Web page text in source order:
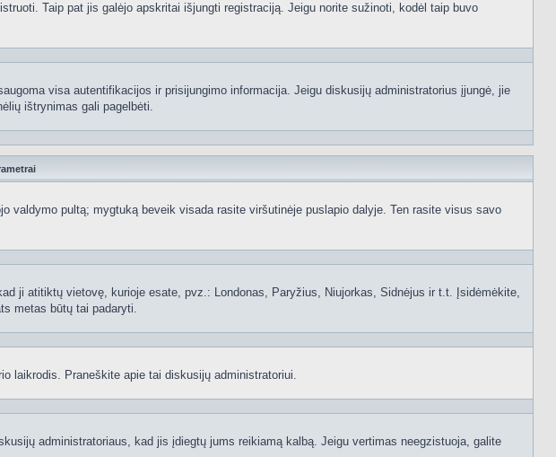
Taip pat jis galėjo apskritai išjungti registraciją. Jeigu norite sužinoti, kodėl taip buvo
visa autentifikacijos ir prisijungimo informacija. Jeigu diskusijų administratorius įjungė, jie
ištrynimas gali pagelbėti.
valdymo pultą; mygtuką beveik visada rasite viršutinėje puslapio dalyje. Ten rasite visus savo
ji atitiktų vietovę, kurioje esate, pvz.: Londonas, Paryžius, Niujorkas, Sidnėjus ir t.t. Įsidėmėkite,
metas būtų tai padaryti.
laikrodis. Praneškite apie tai diskusijų administratoriui.
administratoriaus, kad jis įdiegtų jums reikiamą kalbą. Jeigu vertimas neegzistuoja, galite